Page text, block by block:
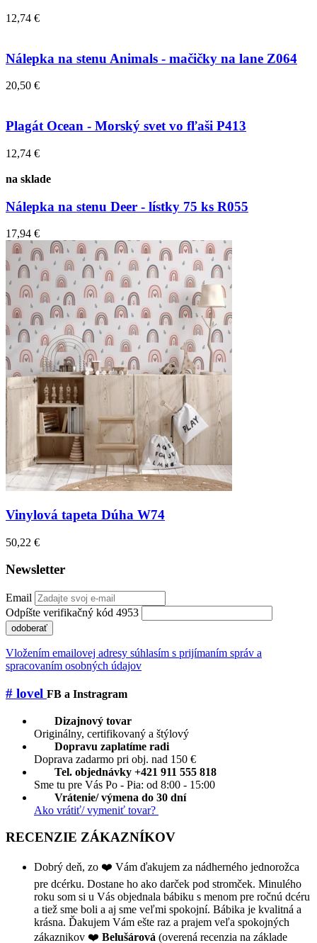
12,74 €
Nálepka na stenu Animals - mačičky na lane Z064
20,50 €
Plagát Ocean - Morský svet vo fľaši P413
12,74 €
na sklade
Nálepka na stenu Deer - lístky 75 ks R055
17,94 €
Vinylová tapeta Dúha W74
50,22 €
Newsletter
Email
Odpíšte verifikačný kód 4953
odoberať
Vložením emailovej adresy súhlasím s prijímaním správ a
spracovaním osobných údajov
# lovel FB a Instragram
Dizajnový tovar
Originálny, certifikovaný a štýlový
Dopravu zaplatíme radi
Doprava zadarmo pri obj. nad 150 €
Tel. objednávky +421 911 555 818
Sme tu pre Vás Po - Pia: od 8:00 - 15:00
Vrátenie/ výmena do 30 dní
Ako vrátiť/ vymeniť tovar?
RECENZIE ZÁKAZNÍKOV
Dobrý deň, zo ❤️ Vám ďakujem za nádherného jednorožca
pre dcérku. Dostane ho ako darček pod stromček. Minulého
roku som si u Vás objednala bábiku s menom pre ročnú dcéru
a tiež sme boli a aj sme veľmi spokojní. Bábika je kvalitná a
krásna. Ďakujem Vám ešte raz a prajem veľa spokojných
zákaznikov ❤️ Belušárová (overená recenzia na základe